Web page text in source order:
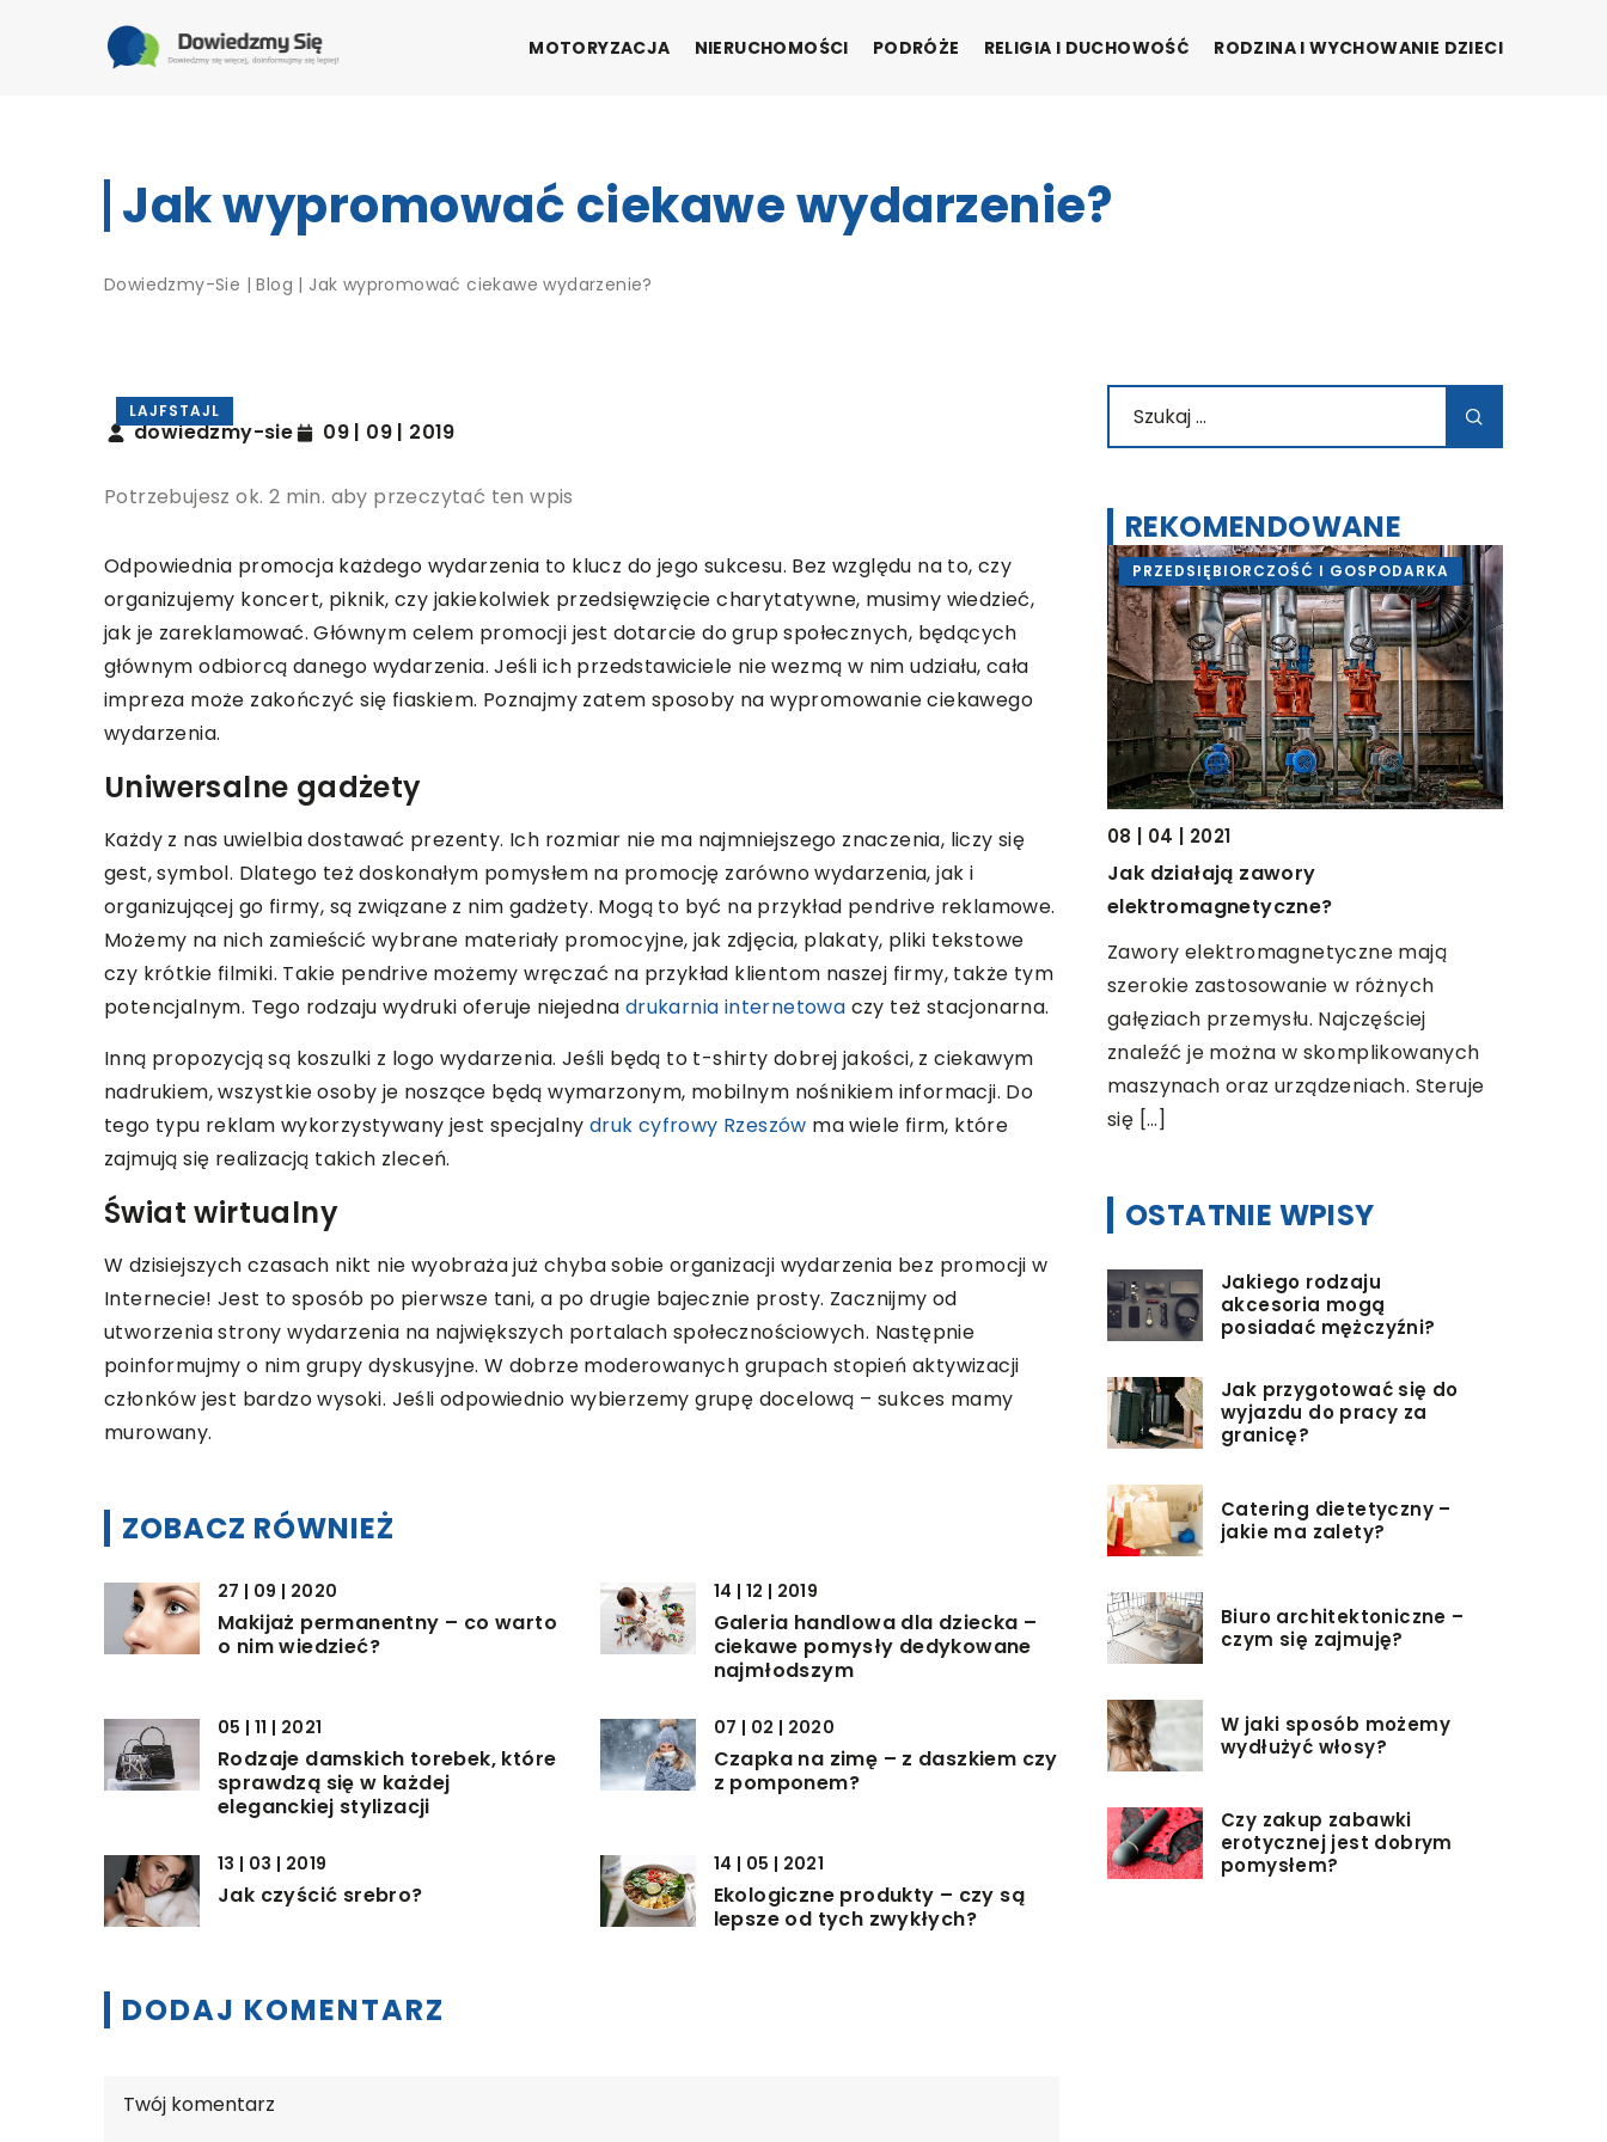
MOTORYZACJA NIERUCHOMOŚCI PODRÓŻE RELIGIA I DUCHOWOŚĆ RODZINA I WYCHOWANIE DZIECI
Jak wypromować ciekawe wydarzenie?
Dowiedzmy-Sie |Blog | Jak wypromować ciekawe wydarzenie?
LAJFSTAJL
dowiedzmy-sie 09 | 09 | 2019
Potrzebujesz ok. 2 min. aby przeczytać ten wpis
Odpowiednia promocja każdego wydarzenia to klucz do jego sukcesu. Bez względu na to, czy
organizujemy koncert, piknik, czy jakiekolwiek przedsięwzięcie charytatywne, musimy wiedzieć,
jak je zareklamować. Głównym celem promocji jest dotarcie do grup społecznych, będących
głównym odbiorcą danego wydarzenia. Jeśli ich przedstawiciele nie wezmą w nim udziału, cała
impreza może zakończyć się fiaskiem. Poznajmy zatem sposoby na wypromowanie ciekawego
wydarzenia.
Uniwersalne gadżety
Każdy z nas uwielbia dostawać prezenty. Ich rozmiar nie ma najmniejszego znaczenia, liczy się
gest, symbol. Dlatego też doskonałym pomysłem na promocję zarówno wydarzenia, jak i
organizującej go firmy, są związane z nim gadżety. Mogą to być na przykład pendrive reklamowe.
Możemy na nich zamieścić wybrane materiały promocyjne, jak zdjęcia, plakaty, pliki tekstowe
czy krótkie filmiki. Takie pendrive możemy wręczać na przykład klientom naszej firmy, także tym
potencjalnym. Tego rodzaju wydruki oferuje niejedna drukarnia internetowa czy też stacjonarna.
Inną propozycją są koszulki z logo wydarzenia. Jeśli będą to t-shirty dobrej jakości, z ciekawym
nadrukiem, wszystkie osoby je noszące będą wymarzonym, mobilnym nośnikiem informacji. Do
tego typu reklam wykorzystywany jest specjalny druk cyfrowy Rzeszów ma wiele firm, które
zajmują się realizacją takich zleceń.
Świat wirtualny
W dzisiejszych czasach nikt nie wyobraża już chyba sobie organizacji wydarzenia bez promocji w
Internecie! Jest to sposób po pierwsze tani, a po drugie bajecznie prosty. Zacznijmy od
utworzenia strony wydarzenia na największych portalach społecznościowych. Następnie
poinformujmy o nim grupy dyskusyjne. W dobrze moderowanych grupach stopień aktywizacji
członków jest bardzo wysoki. Jeśli odpowiednio wybierzemy grupę docelową – sukces mamy
murowany.
ZOBACZ RÓWNIEŻ
27 | 09 | 2020
Makijaż permanentny – co warto
o nim wiedzieć?
14 | 12 | 2019
Galeria handlowa dla dziecka –
ciekawe pomysły dedykowane
najmłodszym
05 | 11 | 2021
Rodzaje damskich torebek, które
sprawdzą się w każdej
eleganckiej stylizacji
07 | 02 | 2020
Czapka na zimę – z daszkiem czy
z pomponem?
13 | 03 | 2019
Jak czyścić srebro?
14 | 05 | 2021
Ekologiczne produkty – czy są
lepsze od tych zwykłych?
DODAJ KOMENTARZ
REKOMENDOWANE
LAJFSTAJL
22 | 09 | 2020
System lojalnościowy – sposób na
budowanie relacji między sprzedawcą
a klientem
Program lojalnościowy to doskonały
sposób na budowanie więzi pomiędzy
klientem a sklepem internetowym.
Możliwość otrzymania rabatu na
kolejne zakupy to […]
DOM I WNĘTRZE
Jak nadać wnętrzom industrialny
styl?
Najmodniejsze wnętrza tego sezonu to
bez wątpienia te inspirowane
industrialnym stylem. Obok
skandynawskiego, jest to jeden z
najchętniej obieranych kierunków […]
PRZEDSIĘBIORCZOŚĆ I GOSPODARKA
08 | 04 | 2021
Jak działają zawory
elektromagnetyczne?
Zawory elektromagnetyczne mają
szerokie zastosowanie w różnych
gałęziach przemysłu. Najczęściej
znaleźć je można w skomplikowanych
maszynach oraz urządzeniach. Steruje
się […]
OSTATNIE WPISY
Jakiego rodzaju
akcesoria mogą
posiadać mężczyźni?
Jak przygotować się do
wyjazdu do pracy za
granicę?
Catering dietetyczny –
jakie ma zalety?
Biuro architektoniczne –
czym się zajmuję?
W jaki sposób możemy
wydłużyć włosy?
Czy zakup zabawki
erotycznej jest dobrym
pomysłem?